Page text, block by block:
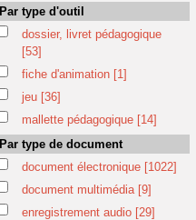
Par type d'outil
dossier, livret pédagogique
[53]
fiche d'animation [1]
jeu [36]
mallette pédagogique [14]
Par type de document
document électronique [1022]
document multimédia [9]
enregistrement audio [29]